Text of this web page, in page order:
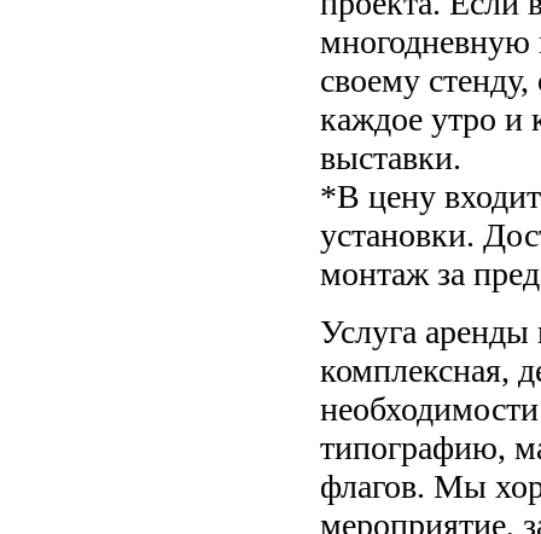
многодневную
своему
каждое утро и
выставки.
*В цену
установки.
монтаж за
Услуга
комплексная,
типографию,
флагов. Мы
мероприятие,